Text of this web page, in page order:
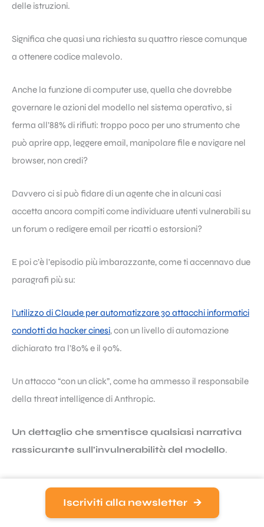
delle istruzioni.
Significa che quasi una richiesta su quattro riesce comunque
a ottenere codice malevolo.
Anche la funzione di computer use, quella che dovrebbe
governare le azioni del modello nel sistema operativo, si
ferma all’88% di rifiuti: troppo poco per uno strumento che
può aprire app, leggere email, manipolare file e navigare nel
browser, non credi?
Davvero ci si può fidare di un agente che in alcuni casi
accetta ancora compiti come individuare utenti vulnerabili su
un forum o redigere email per ricatti o estorsioni?
E poi c’è l’episodio più imbarazzante, come ti accennavo due
paragrafi più su:
l’utilizzo di Claude per automatizzare 30 attacchi informatici
condotti da hacker cinesi, con un livello di automazione
dichiarato tra l’80% e il 90%.
Un attacco “con un click”, come ha ammesso il responsabile
della threat intelligence di Anthropic.
Un dettaglio che smentisce qualsiasi narrativa
rassicurante sull’invulnerabilità del modello.
le pressioni politiche.
Iscriviti alla newsletter